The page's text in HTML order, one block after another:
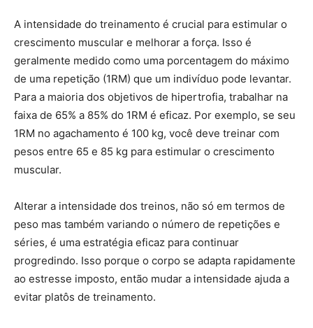
A intensidade do treinamento é crucial para estimular o
crescimento muscular e melhorar a força. Isso é
geralmente medido como uma porcentagem do máximo
de uma repetição (1RM) que um indivíduo pode levantar.
Para a maioria dos objetivos de hipertrofia, trabalhar na
faixa de 65% a 85% do 1RM é eficaz. Por exemplo, se seu
1RM no agachamento é 100 kg, você deve treinar com
pesos entre 65 e 85 kg para estimular o crescimento
muscular.
Alterar a intensidade dos treinos, não só em termos de
peso mas também variando o número de repetições e
séries, é uma estratégia eficaz para continuar
progredindo. Isso porque o corpo se adapta rapidamente
ao estresse imposto, então mudar a intensidade ajuda a
evitar platôs de treinamento.